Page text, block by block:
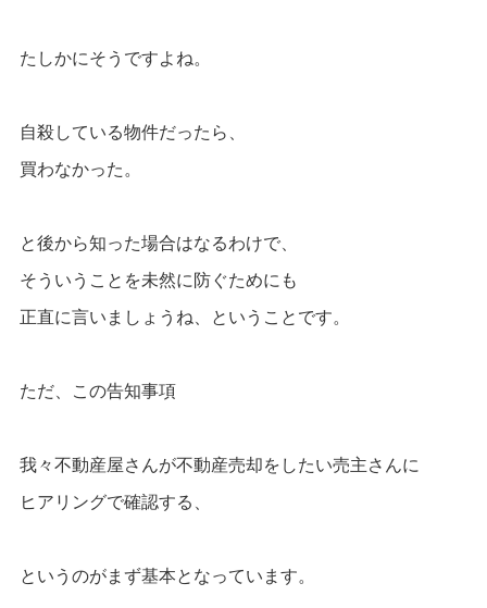
たしかにそうですよね。
自殺している物件だったら、
買わなかった。
と後から知った場合はなるわけで、
そういうことを未然に防ぐためにも
正直に言いましょうね、ということです。
ただ、この告知事項
我々不動産屋さんが不動産売却をしたい売主さんに
ヒアリングで確認する、
というのがまず基本となっています。